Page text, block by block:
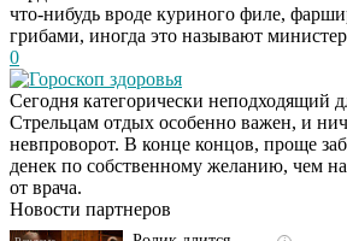
что-нибудь вроде куриного филе,
грибами, иногда это называют
0
Гороскоп здоровья
Сегодня категорически неподходящий
Стрельцам отдых особенно важен, и
невпроворот. В конце концов, проще
денек по собственному желанию, чем
от врача.
Новости партнеров
i
Скрытая камера на
пляже Крыма: Что
люди вытворяют, когда
их не видят...
Ролик длится